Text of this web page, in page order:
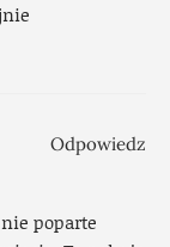
poparte
Odpowiedz